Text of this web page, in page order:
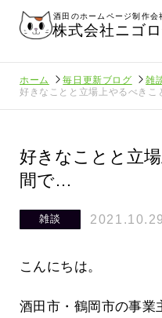
酒田のホームページ制作会
株式会社ニゴ
ホーム 毎日更新ブログ
雑
好きなことと立場上やるべき
好きなことと立
間で…
雑談 2021.10.29
こんにちは。
酒田市・鶴岡市の事業